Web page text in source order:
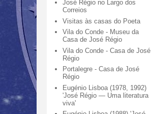
José Régio no Largo dos
Correios
Visitas às casas do Poeta
Vila do Conde - Museu da
Casa de José Régio
Vila do Conde - Casa de José
Régio
Portalegre - Casa de José
Régio
Eugénio Lisboa (1978, 1992)
'José Régio — Uma literatura
viva'